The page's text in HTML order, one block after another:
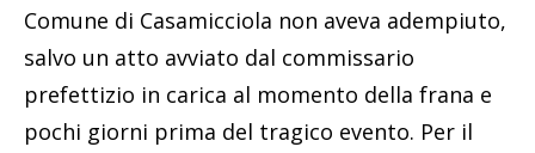
Comune di Casamicciola non aveva adempiuto,
salvo un atto avviato dal commissario
prefettizio in carica al momento della frana e
pochi giorni prima del tragico evento. Per il